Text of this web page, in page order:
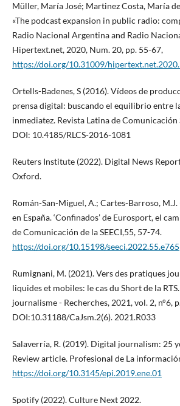
Müller, María José; Martinez Costa, María
«The podcast expansion in public radio:
Radio Nacional Argentina and Radio
Hipertext.net, 2020, Num. 20, pp. 55-67,
https://doi.org/10.31009/
Ortells-Badenes, S (2016). Vídeos de
prensa digital: buscando el equilibrio entre
inmediatez. Revista Latina de Comunicación
DOI: 10.4185/RLCS-2016-1081
Reuters Institute (2022). Digital News
Oxford.
Román-San-Miguel, A.; Cartes-Barroso,
en España. ‘Confinados’ de Eurosport, el
de Comunicación de la SEECI,55, 57-74.
https://doi.org/10.15198/seeci.2022.55.e765
Rumignani, M. (2021). Vers des pratiques
liquides et mobiles: le cas du Short de la
journalisme - Recherches, 2021, vol. 2, n°6,
DOI:10.31188/CaJsm.2(6). 2021.R033
Salaverría, R. (2019). Digital journalism: 25
Review article. Profesional de La
https://doi.org/10.3145/epi.2019.ene.01
Spotify (2022). Culture Next 2022.